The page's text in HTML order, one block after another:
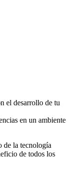
el desarrollo de tu
en un ambiente
de la tecnología
de todos los